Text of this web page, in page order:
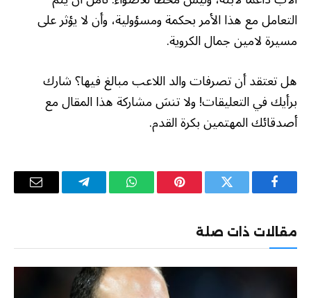
التعامل مع هذا الأمر بحكمة ومسؤولية، وأن لا يؤثر على
مسيرة لامين جمال الكروية.
هل تعتقد أن تصرفات والد اللاعب مبالغ فيها؟ شارك
برأيك في التعليقات! ولا تنسَ مشاركة هذا المقال مع
أصدقائك المهتمين بكرة القدم.
فيسبوك تويتر بينتيريستواتساب تيلقرام
البريد
مقالات ذات صلة